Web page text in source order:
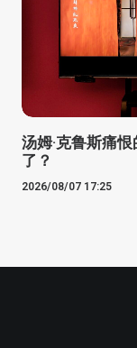
汤姆·克鲁斯痛
了？
2026/08/07 17:25